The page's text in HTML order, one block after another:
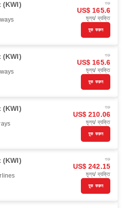
(KWI) শুরু
US$ 165.6
মূল্য/ ব্যক্তি
বুক করুন
(KWI) শুরু
US$ 165.6
মূল্য/ ব্যক্তি
বুক করুন
(KWI) শুরু
US$ 210.06
মূল্য/ ব্যক্তি
বুক করুন
(KWI) শুরু
US$ 242.15
মূল্য/ ব্যক্তি
বুক করুন